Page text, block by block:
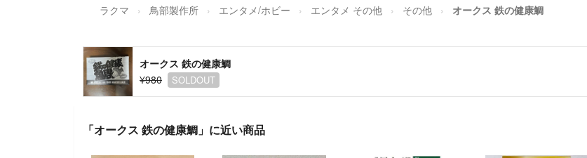
ラクマ 鳥部製作所 エンタメ/ホビー エンタメ その他 その他 オークス 鉄の健康鯛
オークス 鉄の健康鯛
¥980
SOLDOUT
「オークス 鉄の健康鯛」に近い商品